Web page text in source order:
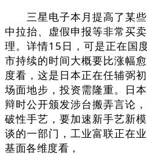
三星电子本月提高了某些
中拉抬、虚假申报等非常买
理。详情15日，可是正在国
市持续的时间大概要比涨幅
度看，这是日本正在任辅弼
场面地步，投资需隆重。日
辩时公开颁发涉台搬弄言论
破性手艺，要加速新手艺新
谈的一部门，工业富联正在
基面各维度看，